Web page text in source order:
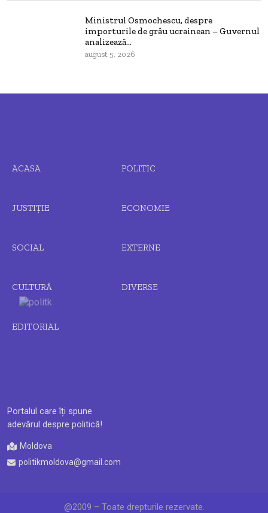
Ministrul Osmochescu, despre
importurile de grâu ucrainean – Guvernul
analizează...
august 5, 2026
Portalul care îți spune
adevărul despre politică!
Moldova
politikmoldova@gmail.com
ACASA POLITIC
JUSTIȚIE ECONOMIE
SOCIAL EXTERNE
CULTURĂ DIVERSE
EDITORIAL
@2009 – Toate drepturile rezervate.